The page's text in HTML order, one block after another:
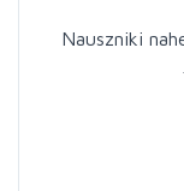
Nauszniki